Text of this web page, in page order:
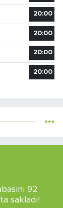
20:00
20:00
20:00
20:00
92
sakladı!